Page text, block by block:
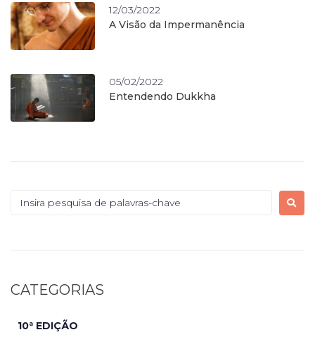
12/03/2022
A Visão da Impermanência
05/02/2022
Entendendo Dukkha
CATEGORIAS
10ª EDIÇÃO